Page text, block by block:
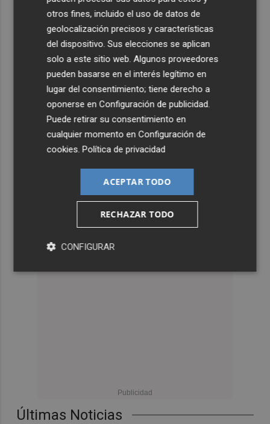
Últimas Noticias
otros fines, incluido el uso de datos de
geolocalización precisos y características
del dispositivo. Sus elecciones se aplican
solo a este sitio web. Algunos proveedores
pueden basarse en el interés legítimo en
lugar del consentimiento; tiene derecho a
oponerse enConfiguración de publicidad
Puede retirar su consentimiento en
cualquier momento enConfiguración de
cookies .Política de privacidad
ACEPTAR TODO
RECHAZAR TODO
CONFIGURAR